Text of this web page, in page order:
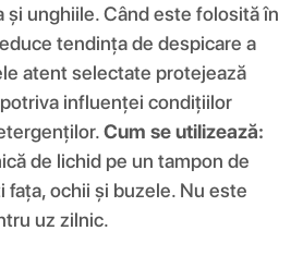
unghiile. Când este folosită în
tendința de despicare a
atent selectate protejează
influenței condițiilor
Cum se utilizează:
de lichid pe un tampon de
fața, ochii și buzele. Nu este
uz zilnic.